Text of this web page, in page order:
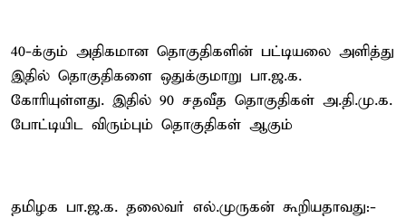
40-க்கும் அதிகமான தொகுதிகளின் பட்டியலை அளித்து
இதில் தொகுதிகளை ஒதுக்குமாறு பா.ஜ.க.
கோரியுள்ளது. இதில் 90 சதவீத தொகுதிகள் அ.தி.மு.க.
போட்டியிட விரும்பும் தொகுதிகள் ஆகும்
தமிழக பா.ஜ.க. தலைவர் எல்.முருகன் கூறியதாவது:-